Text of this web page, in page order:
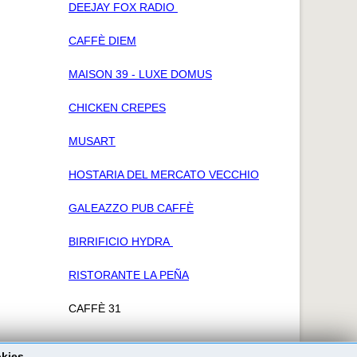
DEEJAY FOX RADIO
CAFFÈ DIEM
MAISON 39 - LUXE DOMUS
CHICKEN CREPES
MUSART
HOSTARIA DEL MERCATO VECCHIO
GALEAZZO PUB CAFFÈ
BIRRIFICIO HYDRA
RISTORANTE LA PEÑA
CAFFÈ 31